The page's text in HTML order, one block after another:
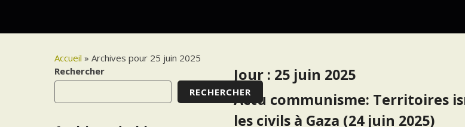
Accueil »Archives pour 25 juin 2025
Jour : 25 juin 2025
Actu communisme: Territoires
les civils à Gaza (24 juin 2025)
Rechercher
RECHERCHER